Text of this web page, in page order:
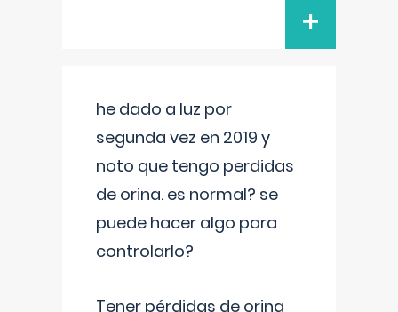
+
he dado a luz por
segunda vez en 2019 y
noto que tengo perdidas
de orina. es normal? se
puede hacer algo para
controlarlo?
Tener pérdidas de orina